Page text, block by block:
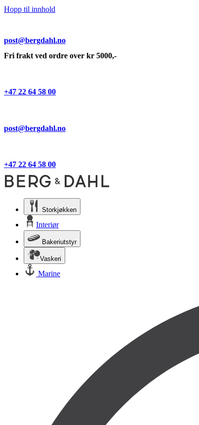
Hopp til innhold
post@bergdahl.no
Fri frakt ved ordre over kr 5000,-
+47 22 64 58 00
post@bergdahl.no
+47 22 64 58 00
Storkjøkken
Interiør
Bakeriutstyr
Vaskeri
Marine